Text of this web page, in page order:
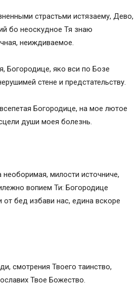
страстьми истязaему, Дево,
бо неоскудное Тя знаю
неиждивaемое.
Богородице, яко вси по Бозе
стене и предстaтельству.
Богородице, на мое лютое
души моея болезнь.
необоримая, милости источниче,
вопием Ти: Богородице
бед избaви нас, едина вскоре
смотрения Твоего тaинство,
Твое Божество.